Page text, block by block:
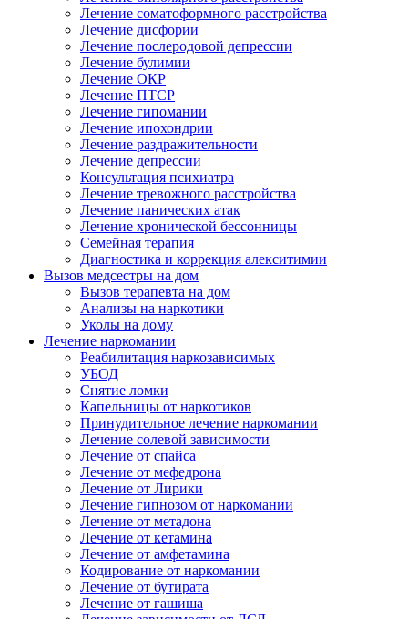
Лечение соматоформного расстройства
Лечение дисфории
Лечение послеродовой депрессии
Лечение булимии
Лечение ОКР
Лечение ПТСР
Лечение гипомании
Лечение ипохондрии
Лечение раздражительности
Лечение депрессии
Консультация психиатра
Лечение тревожного расстройства
Лечение панических атак
Лечение хронической бессонницы
Семейная терапия
Диагностика и коррекция алекситимии
Вызов медсестры на дом
Вызов терапевта на дом
Анализы на наркотики
Уколы на дому
Лечение наркомании
Реабилитация наркозависимых
УБОД
Снятие ломки
Капельницы от наркотиков
Принудительное лечение наркомании
Лечение солевой зависимости
Лечение от спайса
Лечение от мефедрона
Лечение от Лирики
Лечение гипнозом от наркомании
Лечение от метадона
Лечение от кетамина
Лечение от амфетамина
Кодирование от наркомании
Лечение от бутирата
Лечение от гашиша